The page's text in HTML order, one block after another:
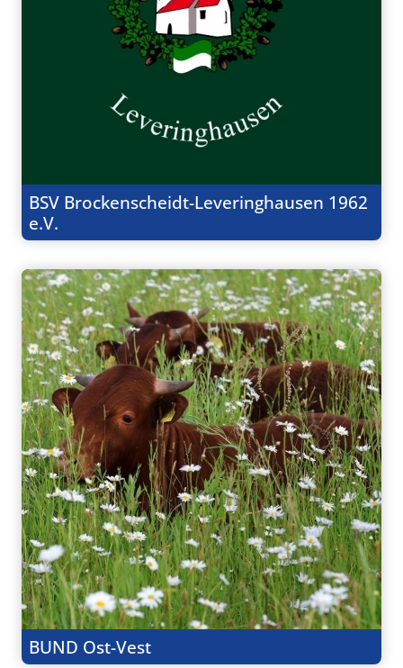
BSV Brockenscheidt-Leveringhausen 1962
e.V.
BUND Ost-Vest